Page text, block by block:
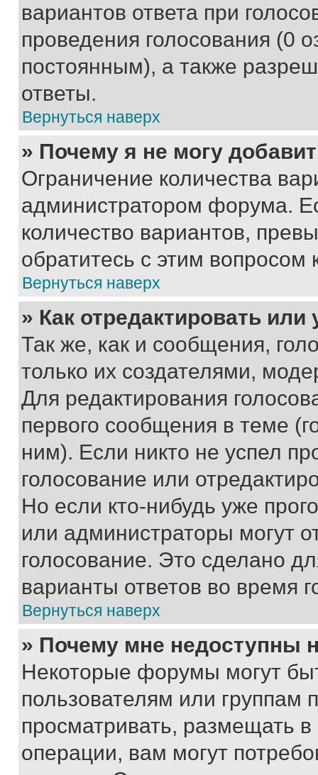
вариантов ответа при
проведения голосования (0
постоянным), а также
ответы.
Вернуться наверх
» Почему я не могу
Ограничение количества
администратором форума.
количество вариантов,
обратитесь с этим вопросом
Вернуться наверх
» Как отредактировать
Так же, как и сообщения,
только их создателями,
Для редактирования
первого сообщения в теме
ним). Если никто не успел
голосование или
Но если кто-нибудь уже
или администраторы могут
голосование. Это сделано
варианты ответов во время
Вернуться наверх
» Почему мне недоступны
Некоторые форумы могут
пользователям или группам
просматривать, размещать
операции, вам могут